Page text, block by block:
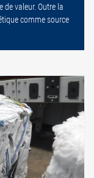
valeur. Outre la
comme source